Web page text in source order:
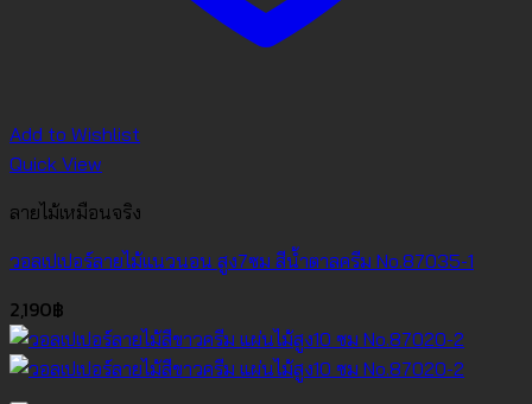
Add to Wishlist
Quick View
ลายไม้เหมือนจริง
วอลเปเปอร์ลายไม้แนวนอน สูง7ซม สีน้ำตาลครีม No.87035-1
2,190฿